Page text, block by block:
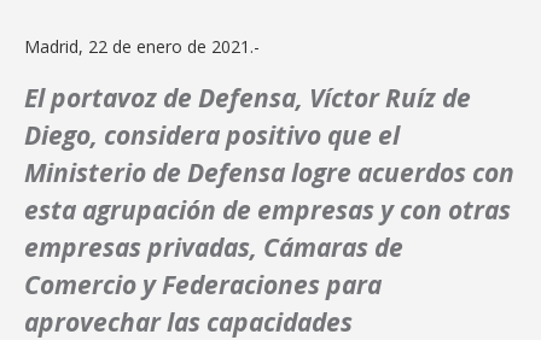
Madrid, 22 de enero de 2021.-
El portavoz de Defensa, Víctor Ruíz de
Diego, considera positivo que el
Ministerio de Defensa logre acuerdos con
esta agrupación de empresas y con otras
empresas privadas, Cámaras de
Comercio y Federaciones para
aprovechar las capacidades